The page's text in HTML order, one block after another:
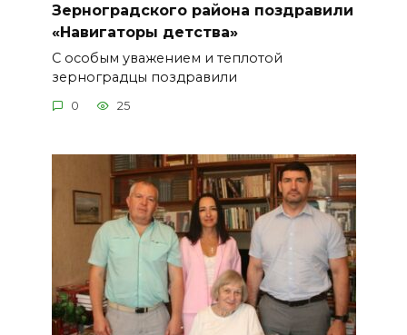
Зерноградского района поздравили
«Навигаторы детства»
С особым уважением и теплотой
зерноградцы поздравили
0 25